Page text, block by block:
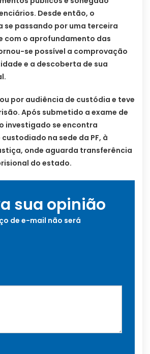
Desde então, o
se passando por uma terceira
com o aprofundamento das
se possível a comprovação
e a descoberta de sua
por audiência de custódia e teve
Após submetido a exame de
investigado se encontra
na sede da PF, à
onde aguarda transferência
do estado.
sua opinião
de e-mail não será